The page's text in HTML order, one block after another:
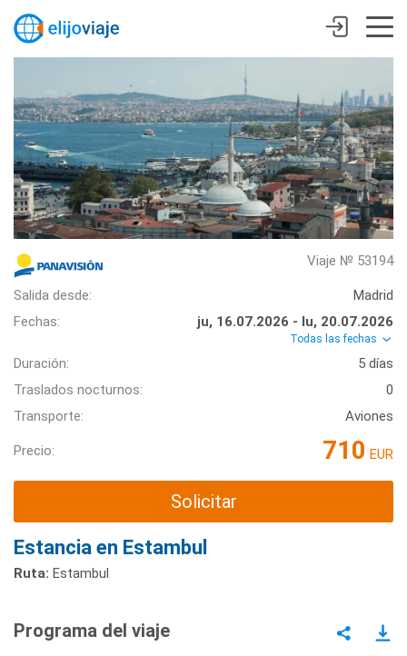
Viaje № 53194
Salida desde:
Madrid
Fechas:
ju, 16.07.2026 - lu, 20.07.2026
Todas las fechas
Duración:
5 días
Traslados nocturnos:
0
Transporte:
Aviones
Precio: 710 EUR
Solicitar
Estancia en Estambul
Ruta: Estambul
Programa del viaje